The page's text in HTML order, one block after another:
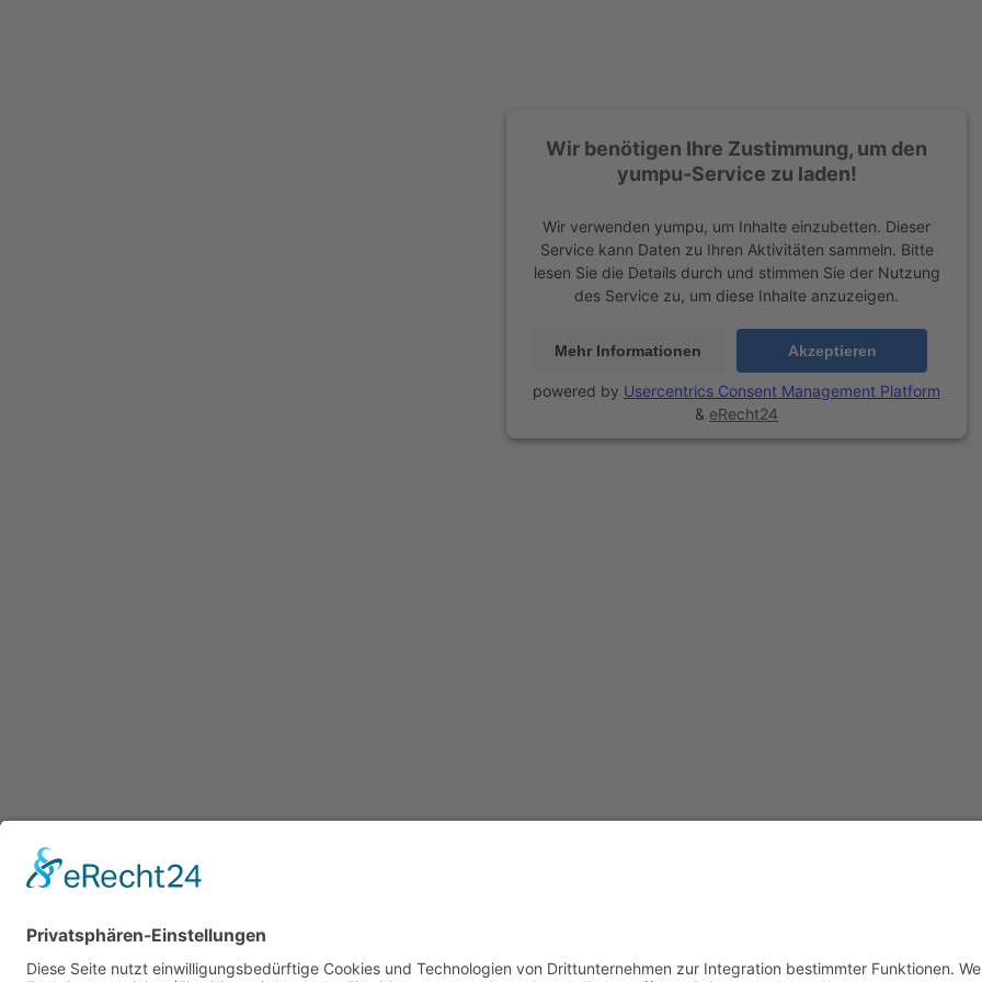
Wir benötigen Ihre Zustimmung, um den
yumpu-Service zu laden!
Wir verwenden yumpu, um Inhalte einzubetten. Dieser
Service kann Daten zu Ihren Aktivitäten sammeln. Bitte
lesen Sie die Details durch und stimmen Sie der Nutzung
des Service zu, um diese Inhalte anzuzeigen.
Mehr Informationen Akzeptieren
powered by Usercentrics Consent Management Platform
& eRecht24